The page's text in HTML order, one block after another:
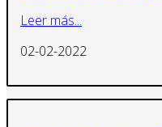
Leer más...
02-02-2022